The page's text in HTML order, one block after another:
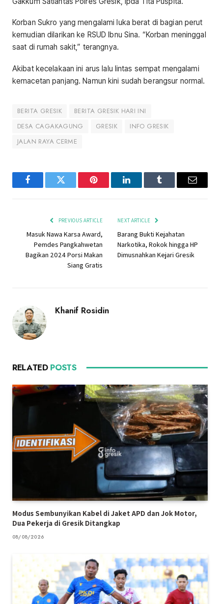
Korban Sukro yang mengalami luka berat di bagian perut
kemudian dilarikan ke RSUD Ibnu Sina. “Korban meninggal
saat di rumah sakit,” terangnya.
Akibat kecelakaan ini arus lalu lintas sempat mengalami
kemacetan panjang. Namun kini sudah berangsur normal.
BERITA GRESIK
BERITA GRESIK HARI INI
DESA CAGAKAGUNG
GRESIK
INFO GRESIK
JALAN RAYA CERME
FacebookTwitter Pinterest LinkedInTumblr Email
PREVIOUS ARTICLE
Masuk Nawa Karsa Award,
Pemdes Pangkahwetan
Bagikan 2024 Porsi Makan
Siang Gratis
NEXT ARTICLE
Barang Bukti Kejahatan
Narkotika, Rokok hingga HP
Dimusnahkan Kejari Gresik
Khanif Rosidin
RELATED POSTS
Modus Sembunyikan Kabel di Jaket APD dan Jok Motor,
Dua Pekerja di Gresik Ditangkap
08/08/2026